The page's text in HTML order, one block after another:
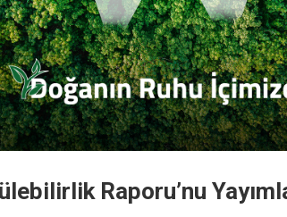
Raporu’nu